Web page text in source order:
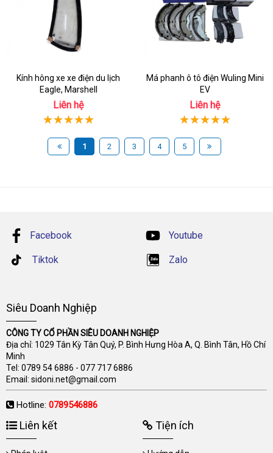
Kính hông xe xe điện du lịch
Eagle, Marshell
Liên hệ
Má phanh ô tô điện Wuling Mini
EV
Liên hệ
1 2 3 4 5
Facebook Youtube
Tiktok Zalo
Siêu Doanh Nghiệp
CÔNG TY CỔ PHẦN SIÊU DOANH NGHIỆP
Địa chỉ: 1029 Tân Kỳ Tân Quý, P. Bình Hưng Hòa A, Q. Bình Tân, Hồ Chí
Minh
Tel: 0789 54 6886 - 077 717 6886
Email: sidoni.net@gmail.com
Hotline: 0789546886
Liên kết Tiện ích